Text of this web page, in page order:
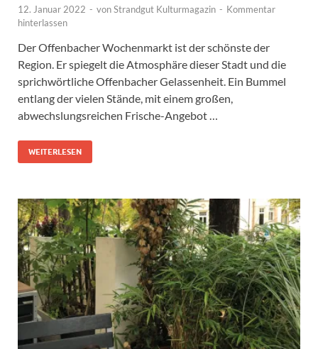
12. Januar 2022 - vonStrandgut Kulturmagazin - Kommentar
hinterlassen
Der Offenbacher Wochenmarkt ist der schönste der
Region. Er spiegelt die Atmosphäre dieser Stadt und die
sprichwörtliche Offenbacher Gelassenheit. Ein Bummel
entlang der vielen Stände, mit einem großen,
abwechslungsreichen Frische-Angebot …
WEITERLESEN